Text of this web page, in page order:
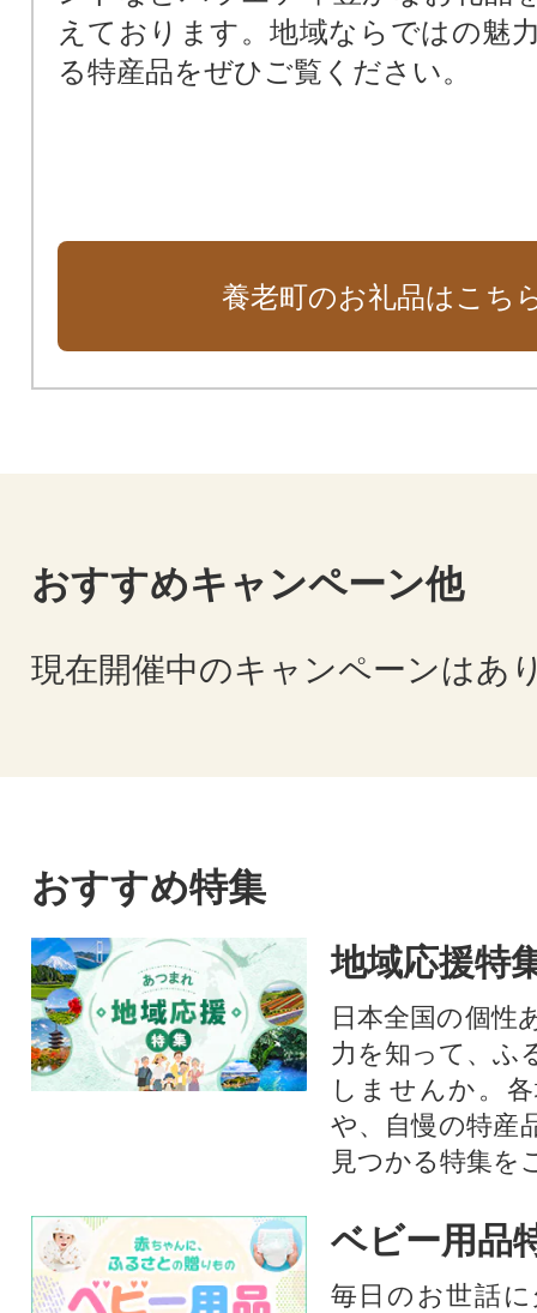
えております。地域ならではの魅
る特産品をぜひご覧ください。
養老町のお礼品はこち
おすすめキャンペーン他
現在開催中のキャンペーンはあ
おすすめ特集
地域応援特
日本全国の個性
力を知って、ふ
しませんか。
や、自慢の特産
見つかる特集を
ベビー用品
毎日のお世話